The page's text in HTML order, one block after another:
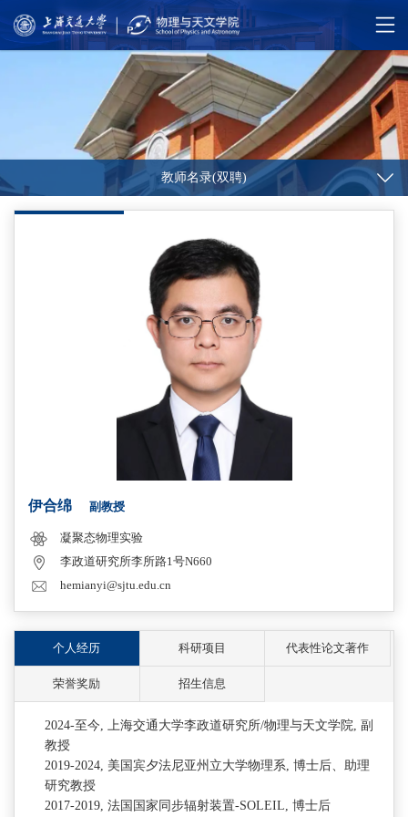
教师名录(双聘)
伊合绵 副教授
凝聚态物理实验
李政道研究所李所路1号N660
hemianyi@sjtu.edu.cn
个人经历 科研项目 代表性论文著作
荣誉奖励 招生信息
2024-至今, 上海交通大学李政道研究所/物理与天文学院 副
教授
2019-2024 , 美国宾夕法尼亚州立大学物理系, 博士后、 助理
研究教授
2017-2019, 法国国家同步辐射装置-SOLEIL, 博士后